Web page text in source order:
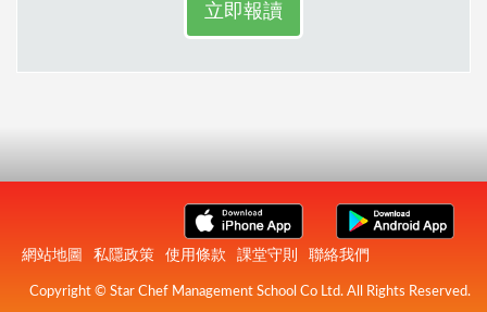
立即報讀
網站地圖 私隱政策 使用條款 課堂守則 聯絡我們
Copyright © Star Chef Management School Co Ltd. All Rights Reserved.